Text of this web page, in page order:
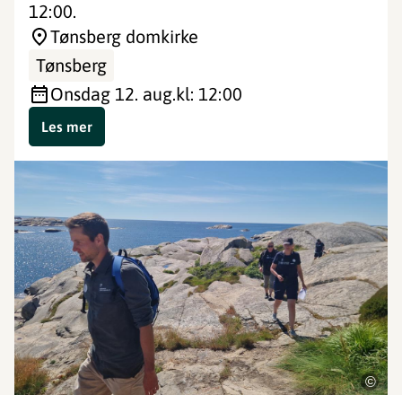
12:00.
Tønsberg domkirke
Tønsberg
onsdag 12. aug.kl: 12:00
Les mer
©